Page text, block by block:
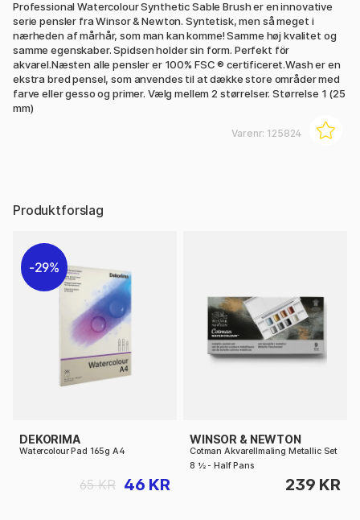
Professional Watercolour Synthetic Sable Brush er en innovative
serie pensler fra Winsor & Newton. Syntetisk, men så meget i
nærheden af mårhår, som man kan komme! Samme høj kvalitet og
samme egenskaber. Spidsen holder sin form. Perfekt för
akvarel.Næsten alle pensler er 100% FSC ® certificeret.Wash er en
ekstra bred pensel, som anvendes til at dække store områder med
farve eller gesso og primer. Vælg mellem 2 størrelser. Størrelse 1 (25
mm)
Varenr: 125824
Produktforslag
29%
DEKORIMA
Watercolour Pad 165g A4
46 KR
65 KR
WINSOR & NEWTON
Cotman Akvarellmaling Metallic Set
8 ½ - Half Pans
239 KR